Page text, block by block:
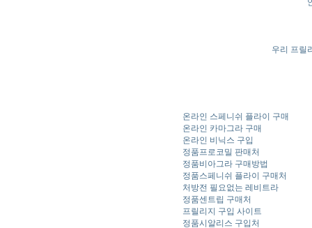
우리 프릴
온라인 스페니쉬 플라이 구매
온라인 카마그라 구매
온라인 비닉스 구입
정품프로코밀 판매처
정품비아그라 구매방법
정품스페니쉬 플라이 구매처
처방전 필요없는 레비트라
정품센트립 구매처
프릴리지 구입 사이트
정품시알리스 구입처